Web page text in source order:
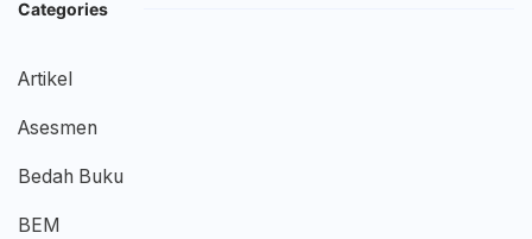
Categories
Artikel
Asesmen
Bedah Buku
BEM